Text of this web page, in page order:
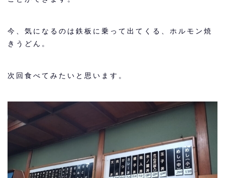
今、気になるのは鉄板に乗って出てくる、ホルモン焼
きうどん。
次回食べてみたいと思います。